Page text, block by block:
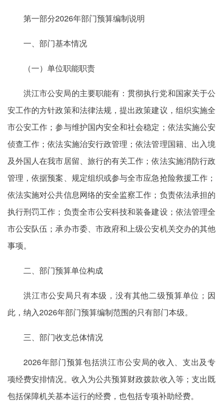
第一部分2026年部门预算编制说明
一、部门基本情况
（一）单位职能职责
洪江市公安局的主要职能有：贯彻执行党和国家关于公
安工作的方针政策和法律法规，提出政策建议，组织实施全
市公安工作；参与维护国内安全和社会稳定；依法实施公安
侦查工作；依法实施治安行政管理；依法管理国籍、出入境
及外国人在我市居留、旅行的有关工作；依法实施消防行政
管理，依据预案、规定组织或参与全市应急抢险救援工作；
依法实施对公共信息网络的安全监察工作；负责依法承担的
执行刑罚工作；负责全市公安科技和装备建设；依法管理全
市公安队伍；承办市委、市政府和上级公安机关交办的其他
事项。
二、部门预算单位构成
洪江市公安局只有本级，没有其他二级预算单位；因
此，纳入2026年部门预算编制范围的只有部门本级。
三、部门收支总体情况
2026年部门预算包括洪江市公安局的收入、支出及专
项经费安排情况。收入为公共预算财政拨款收入等；支出既
包括保障机关基本运行的经费，也包括专项补助经费。